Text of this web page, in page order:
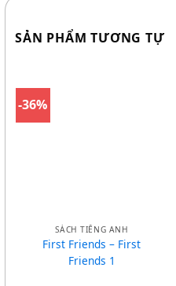
SẢN PHẨM TƯƠNG TỰ
-36%
SÁCH TIẾNG ANH
First Friends – First
Friends 1